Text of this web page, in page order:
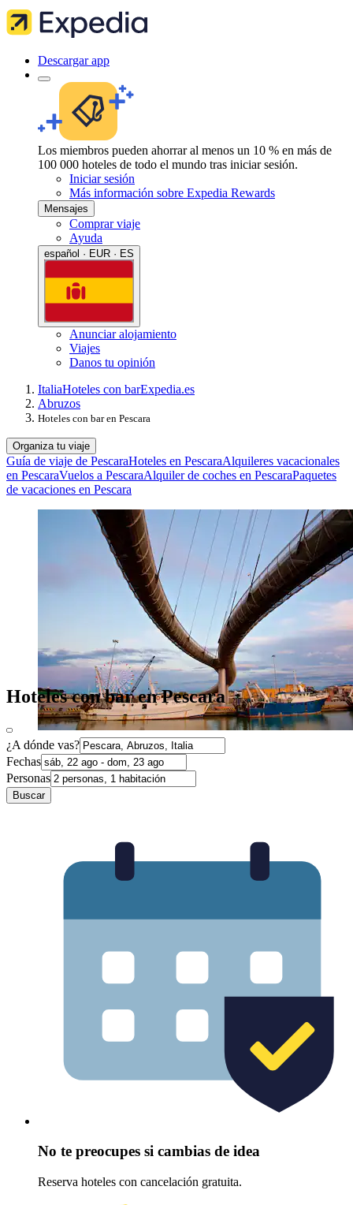
Descargar app
Los miembros pueden ahorrar al menos un 10 % en más de
100 000 hoteles de todo el mundo tras iniciar sesión.
Iniciar sesión
Más información sobre Expedia Rewards
Mensajes
Comprar viaje
Ayuda
español · EUR · ES
Anunciar alojamiento
Viajes
Danos tu opinión
ItaliaHoteles con barExpedia.es
Abruzos
Hoteles con bar en Pescara
Organiza tu viaje
Guía de viaje de PescaraHoteles en PescaraAlquileres vacacionales
en PescaraVuelos a PescaraAlquiler de coches en PescaraPaquetes
de vacaciones en Pescara
Hoteles con bar en Pescara
¿A dónde vas?
Fechas
Personas
Buscar
No te preocupes si cambias de idea
Reserva hoteles con cancelación gratuita.